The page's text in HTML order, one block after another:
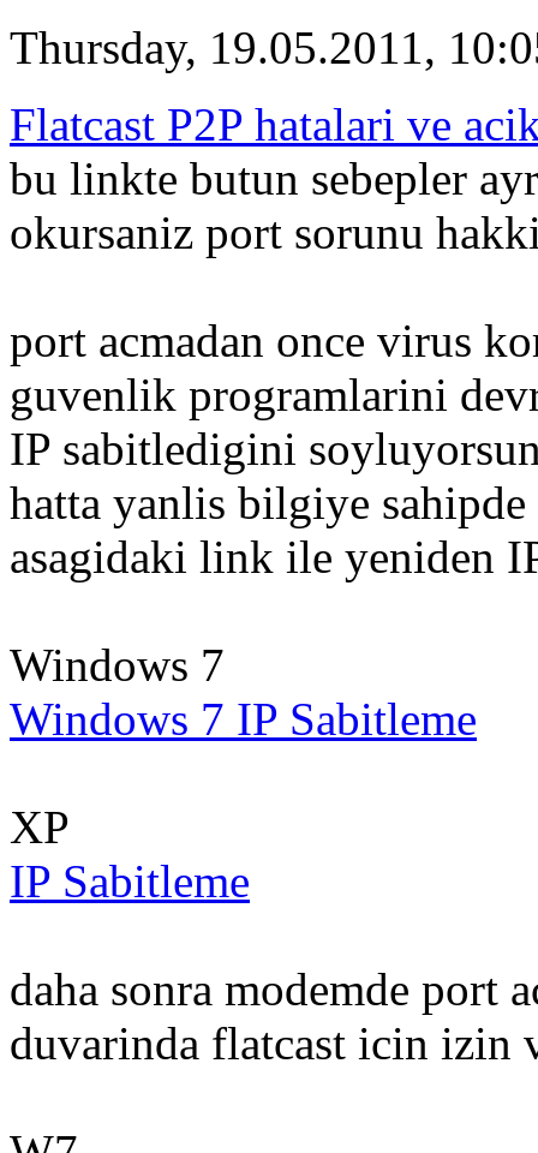
Thursday, 19.05.2011,
Flatcast P2P hatalari ve
bu linkte butun sebepler
okursaniz port sorunu
port acmadan once virus
guvenlik programlarini
IP sabitledigini
hatta yanlis bilgiye
asagidaki link ile yeniden
Windows 7
Windows 7 IP Sabitleme
XP
IP Sabitleme
daha sonra modemde port
duvarinda flatcast icin izin